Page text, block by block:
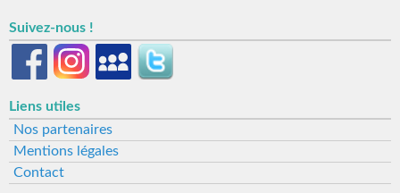
Suivez-nous !
Liens utiles
Nos partenaires
Mentions légales
Contact